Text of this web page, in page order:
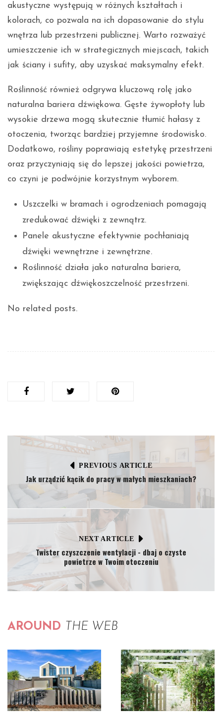
akustyczne występują w różnych kształtach i
kolorach, co pozwala na ich dopasowanie do stylu
wnętrza lub przestrzeni publicznej. Warto rozważyć
umieszczenie ich w strategicznych miejscach, takich
jak ściany i sufity, aby uzyskać maksymalny efekt.
Roślinność również odgrywa kluczową rolę jako
naturalna bariera dźwiękowa. Gęste żywopłoty lub
wysokie drzewa mogą skutecznie tłumić hałasy z
otoczenia, tworząc bardziej przyjemne środowisko.
Dodatkowo, rośliny poprawiają estetykę przestrzeni
oraz przyczyniają się do lepszej jakości powietrza,
co czyni je podwójnie korzystnym wyborem.
Uszczelki w bramach i ogrodzeniach pomagają
zredukować dźwięki z zewnątrz.
Panele akustyczne efektywnie pochłaniają
dźwięki wewnętrzne i zewnętrzne.
Roślinność działa jako naturalna bariera,
zwiększając dźwiękoszczelność przestrzeni.
No related posts.
PREVIOUS ARTICLE
Jak urządzić kącik do pracy w małych mieszkaniach?
NEXT ARTICLE
Twister czyszczenie wentylacji - dbaj o czyste
powietrze w Twoim otoczeniu
AROUND THE WEB